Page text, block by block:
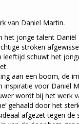
van Daniel Martin.
het jonge talent
stroken
leeftijd schuwt het
aan een boom, de
inspiratie voor Daniël
wordt bij het werk
gehaald door het
afgezet tegen de